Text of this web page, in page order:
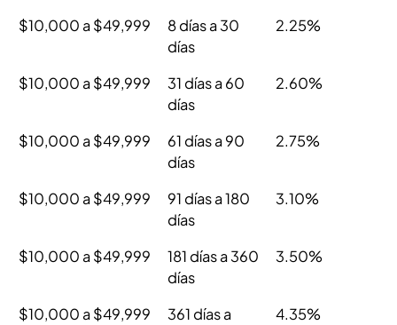
$10,000 a $49,999
8 días a 30
días
2.25%
$10,000 a $49,999
31 días a 60
días
2.60%
$10,000 a $49,999
61 días a 90
días
2.75%
$10,000 a $49,999
91 días a 180
días
3.10%
$10,000 a $49,999
181 días a 360
días
3.50%
$10,000 a $49,999
361 días a
4.35%